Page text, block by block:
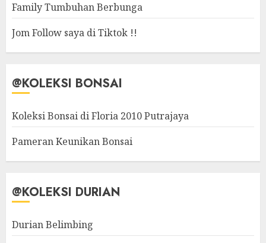
Family Tumbuhan Berbunga
Jom Follow saya di Tiktok !!
@KOLEKSI BONSAI
Koleksi Bonsai di Floria 2010 Putrajaya
Pameran Keunikan Bonsai
@KOLEKSI DURIAN
Durian Belimbing